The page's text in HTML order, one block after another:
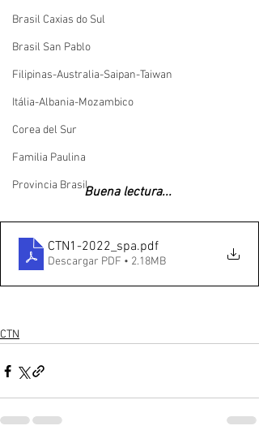
Brasil Caxias do Sul
Brasil San Pablo
Filipinas-Australia-Saipan-Taiwan
Itália-Albania-Mozambico
Corea del Sur
Familia Paulina
Provincia BrasilBuena lectura...
CTN1-2022_spa.pdf
Descargar PDF • 2.18MB
CTN